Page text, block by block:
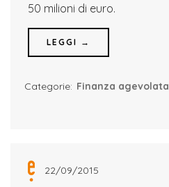
50 milioni di euro.
LEGGI →
Categorie: Finanza agevolata
22/09/2015